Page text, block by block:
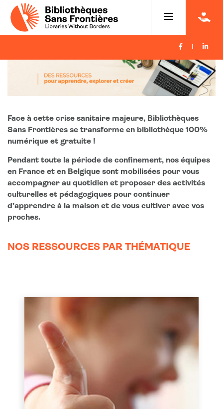
Face à cette crise sanitaire majeure, Bibliothèques
Sans Frontières se transforme en bibliothèque 100%
numérique et gratuite !
Pendant toute la période de confinement, nos équipes
en France et en Belgique sont mobilisées pour vous
accompagner au quotidien et proposer des activités
culturelles et pédagogiques pour continuer
d’apprendre à la maison et de vous cultiver avec vos
proches.
NOS RESSOURCES PAR THÉMATIQUE